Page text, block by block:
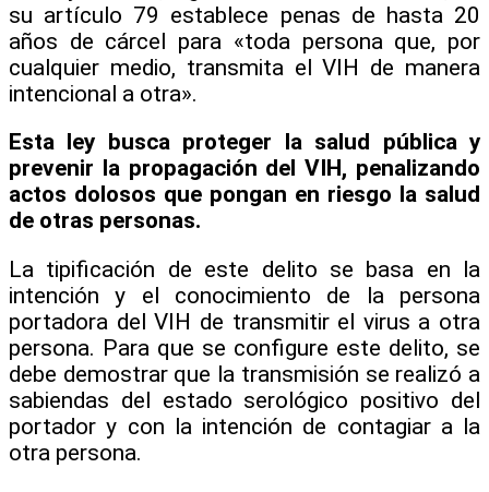
su artículo 79 establece penas de hasta 20
años de cárcel para «toda persona que, por
cualquier medio, transmita el VIH de manera
intencional a otra».
Esta ley busca proteger la salud pública y
prevenir la propagación del VIH, penalizando
actos dolosos que pongan en riesgo la salud
de otras personas.
La tipificación de este delito se basa en la
intención y el conocimiento de la persona
portadora del VIH de transmitir el virus a otra
persona. Para que se configure este delito, se
debe demostrar que la transmisión se realizó a
sabiendas del estado serológico positivo del
portador y con la intención de contagiar a la
otra persona.